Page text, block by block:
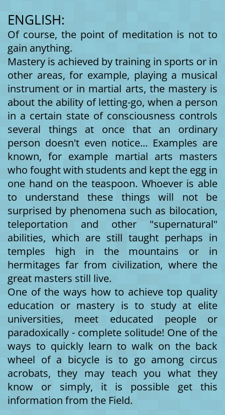
ENGLISH:
Of course, the point of meditation is not to
gain anything.
Mastery is achieved by training in sports or in
other areas, for example, playing a musical
instrument or in martial arts, the mastery is
about the ability of letting-go, when a person
in a certain state of consciousness controls
several things at once that an ordinary
person doesn't even notice... Examples are
known, for example martial arts masters
who fought with students and kept the egg in
one hand on the teaspoon. Whoever is able
to understand these things will not be
surprised by phenomena such as bilocation,
teleportation and other "supernatural"
abilities, which are still taught perhaps in
temples high in the mountains or in
hermitages far from civilization, where the
great masters still live.
One of the ways how to achieve top quality
education or mastery is to study at elite
universities, meet educated people or
paradoxically - complete solitude! One of the
ways to quickly learn to walk on the back
wheel of a bicycle is to go among circus
acrobats, they may teach you what they
know or simply, it is possible get this
information from the Field.